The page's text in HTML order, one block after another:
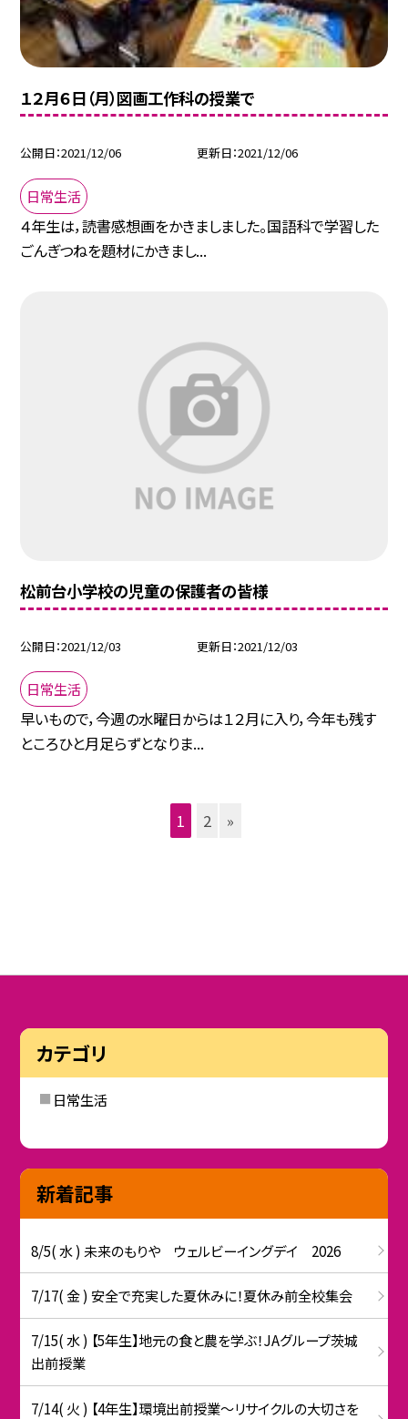
１２月６日（月）図画工作科の授業で
公開日 2021/12/06 更新日 2021/12/06
日常生活
４年生は，読書感想画をかきましました。国語科で学習した
ごんぎつねを題材にかきまし...
松前台小学校の児童の保護者の皆様
公開日 2021/12/03 更新日 2021/12/03
日常生活
早いもので，今週の水曜日からは１２月に入り，今年も残す
ところひと月足らずとなりま...
1 2 »
カテゴリ
日常生活
新着記事
8/5( 水 ) 未来のもりや ウェルビーイングデイ 2026
7/17( 金 ) 安全で充実した夏休みに！夏休み前全校集会
7/15( 水 ) 【5年生】地元の食と農を学ぶ！JAグループ茨城
出前授業
7/14( 火 ) 【4年生】環境出前授業〜リサイクルの大切さを